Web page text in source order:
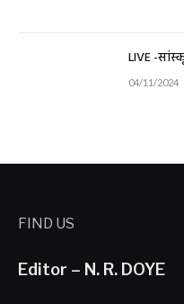
LIVE -
04/11/2024
FIND US
Editor – N. R. DOYE